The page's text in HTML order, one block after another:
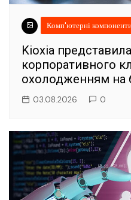
Комп'ютерні
Kioxia
корпоративного
охолодженням на
03.08.2026 0